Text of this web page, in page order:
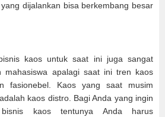
dijalankan bisa berkembang besar
kaos untuk saat ini juga sangat
mahasiswa apalagi saat ini tren kaos
fasionebel. Kaos yang saat musim
kaos distro. Bagi Anda yang ingin
bisnis kaos tentunya Anda harus